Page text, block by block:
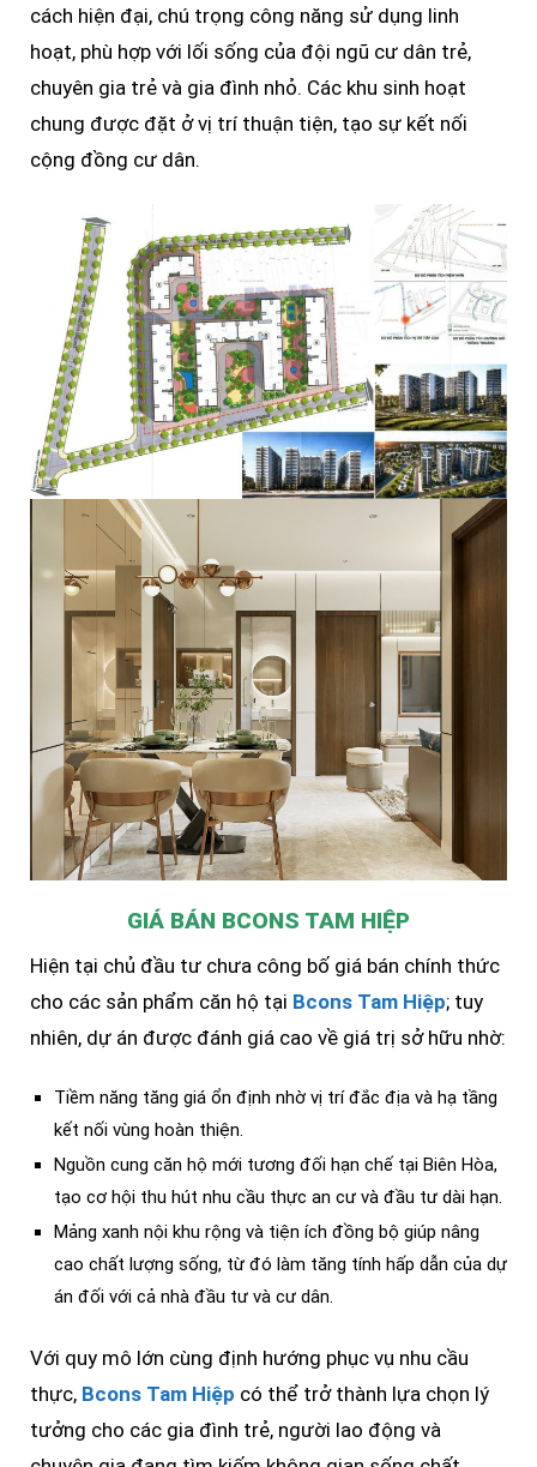
cách hiện đại, chú trọng công năng sử dụng linh
hoạt, phù hợp với lối sống của đội ngũ cư dân trẻ,
chuyên gia trẻ và gia đình nhỏ. Các khu sinh hoạt
chung được đặt ở vị trí thuận tiện, tạo sự kết nối
cộng đồng cư dân.
GIÁ BÁN BCONS TAM HIỆP
Hiện tại chủ đầu tư chưa công bố giá bán chính thức
cho các sản phẩm căn hộ tại Bcons Tam Hiệp; tuy
nhiên, dự án được đánh giá cao về giá trị sở hữu nhờ:
Tiềm năng tăng giá ổn định nhờ vị trí đắc địa và hạ tầng
kết nối vùng hoàn thiện.
Nguồn cung căn hộ mới tương đối hạn chế tại Biên Hòa,
tạo cơ hội thu hút nhu cầu thực an cư và đầu tư dài hạn.
Mảng xanh nội khu rộng và tiện ích đồng bộ giúp nâng
cao chất lượng sống, từ đó làm tăng tính hấp dẫn của dự
án đối với cả nhà đầu tư và cư dân.
Với quy mô lớn cùng định hướng phục vụ nhu cầu
thực, Bcons Tam Hiệp có thể trở thành lựa chọn lý
tưởng cho các gia đình trẻ, người lao động và